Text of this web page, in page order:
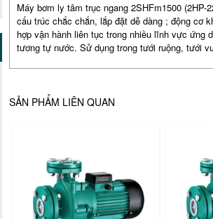
Máy bơm ly tâm trục ngang 2SHFm1500
cấu trúc chắc chắn, lắp đặt dễ dàng ; động cơ
hợp vận hành liên tục trong nhiều lĩnh vực ứng
tương tự nước. Sử dụng trong tưới ruộng, tưới
SẢN PHẨM LIÊN QUAN